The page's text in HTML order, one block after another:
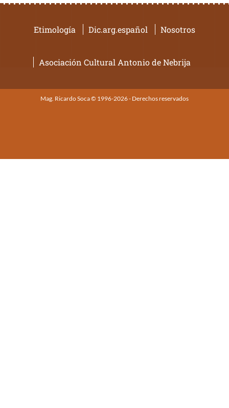
Etimología Dic.arg.español Nosotros
Asociación Cultural Antonio de Nebrija
Mag. Ricardo Soca © 1996-2026 - Derechos reservados